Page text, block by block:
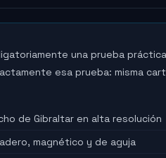
una prueba
esa prueba: misma
de Gibraltar en alta resolución
magnético y de aguja